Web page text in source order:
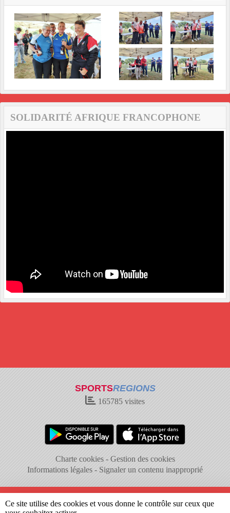
SOLIDARITÉ AFRIQUE FRANCOPHONE
SPORTSREGIONS
165785 visites
Charte cookies
Gestion des cookies
Informations légales
Signaler un contenu inapproprié
Ce site utilise des cookies et vous donne le contrôle sur ceux que